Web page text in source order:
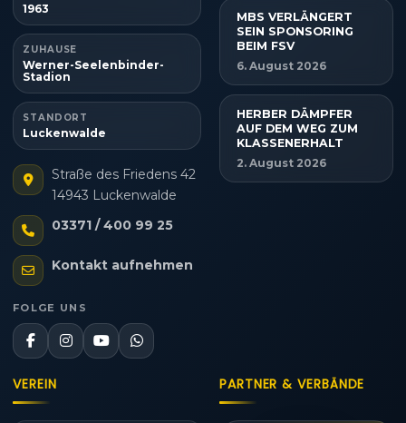
1963
ZUHAUSE
Werner-Seelenbinder-
Stadion
STANDORT
Luckenwalde
Straße des Friedens 42
14943 Luckenwalde
03371 / 400 99 25
Kontakt aufnehmen
FOLGE UNS
MBS VERLÄNGERT
SEIN SPONSORING
BEIM FSV
6. August 2026
HERBER DÄMPFER
AUF DEM WEG ZUM
KLASSENERHALT
2. August 2026
VEREIN PARTNER & VERBÄNDE